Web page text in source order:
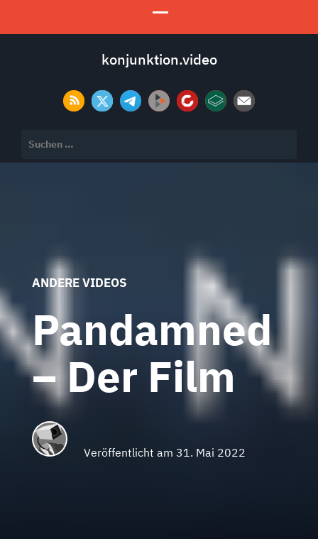
konjunktion.video
nach:
ANDERE VIDEOS
Pandamned
– Der Film
Veröffentlicht am 31. Mai 2022